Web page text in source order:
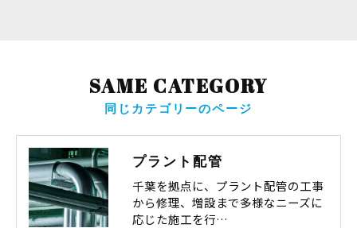
同じカテゴリーのページ
SAME CATEGORY
プラント配管
千葉を拠点に、プラント配管の工事
から修理、増設まで多様なニーズに
応じた施工を行…